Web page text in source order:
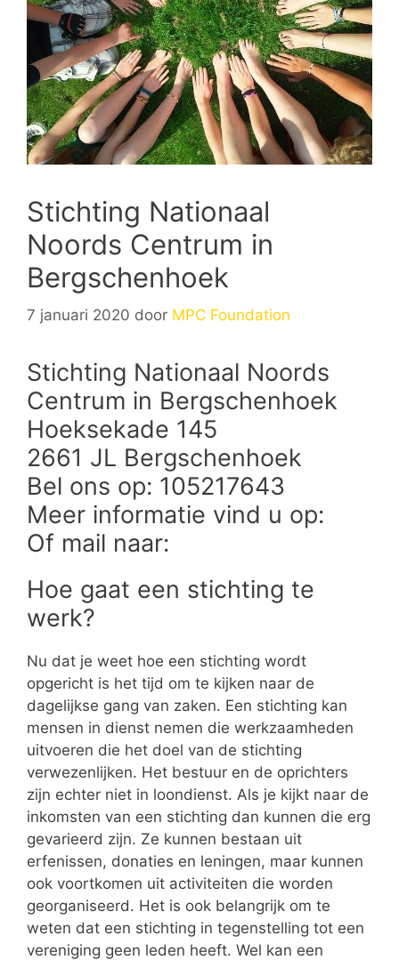
Stichting Nationaal
Noords Centrum in
Bergschenhoek
7 januari 2020 door MPC Foundation
Stichting Nationaal Noords
Centrum in Bergschenhoek
Hoeksekade 145
2661 JL Bergschenhoek
Bel ons op: 105217643
Meer informatie vind u op:
Of mail naar:
Hoe gaat een stichting te
werk?
Nu dat je weet hoe een stichting wordt
opgericht is het tijd om te kijken naar de
dagelijkse gang van zaken. Een stichting kan
mensen in dienst nemen die werkzaamheden
uitvoeren die het doel van de stichting
verwezenlijken. Het bestuur en de oprichters
zijn echter niet in loondienst. Als je kijkt naar de
inkomsten van een stichting dan kunnen die erg
gevarieerd zijn. Ze kunnen bestaan uit
erfenissen, donaties en leningen, maar kunnen
ook voortkomen uit activiteiten die worden
georganiseerd. Het is ook belangrijk om te
weten dat een stichting in tegenstelling tot een
vereniging geen leden heeft. Wel kan een